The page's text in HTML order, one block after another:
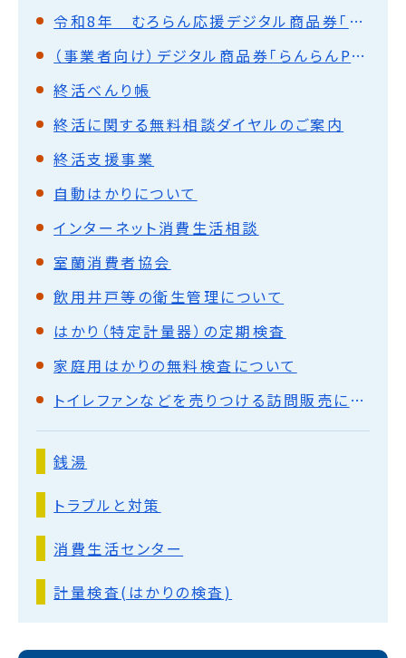
令和8年 むろらん応援デジタル商品券「らんらんPay」（第二弾）の配布について
（事業者向け）デジタル商品券「らんらんPay」（第二弾）の加盟店募集について（随時募集中）
終活べんり帳
終活に関する無料相談ダイヤルのご案内
終活支援事業
自動はかりについて
インターネット消費生活相談
室蘭消費者協会
飲用井戸等の衛生管理について
はかり（特定計量器）の定期検査
家庭用はかりの無料検査について
トイレファンなどを売りつける訪問販売に気をつけましょう
銭湯
トラブルと対策
消費生活センター
計量検査(はかりの検査)